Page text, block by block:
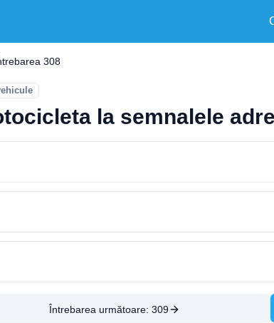
308
la semnalele
Întrebarea următoare: 309